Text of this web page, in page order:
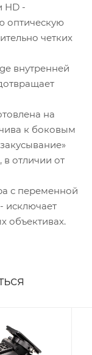
HD -
оптическую
четких
внутренней
на
к боковым
в отличии от
с переменной
исключает
объективах.